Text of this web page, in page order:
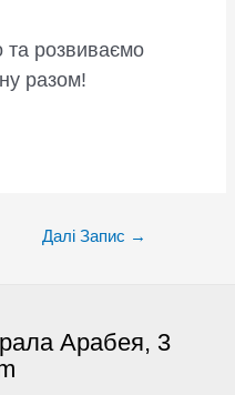
розвиваємо
разом!
Далі Запис →
Арабея, 3